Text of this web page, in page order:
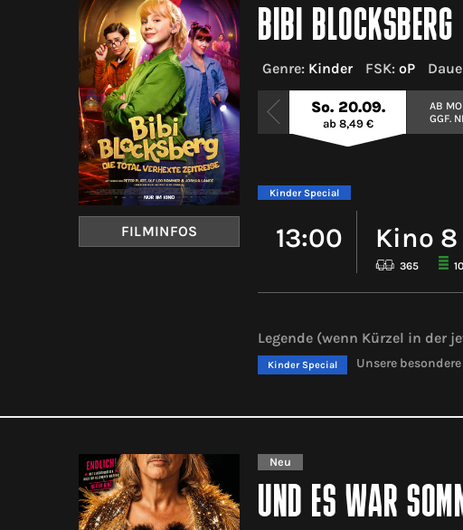
FILMINFOS
BIBI
Genre: Kinder FSK: oP
So. 20.09.
ab 8,49 €
AB
GGF.
Kinder Special
13:00 Kino 8
365
Legende (wenn Kürzel in der
Kinder Special Unsere
Neu
UND ES WAR